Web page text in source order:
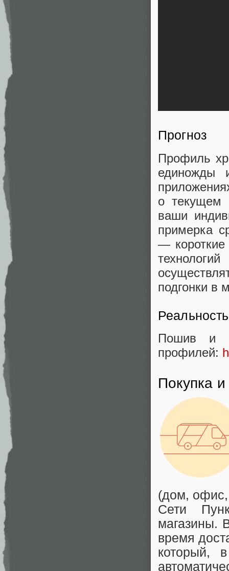
Прогноз
Профиль
единожды
о текущем
ваши
примерка
— короткие
подгонки в
Реальность
Пошив и
профилей:
Покупка
(дом, офис,
Сети
магазины.
время
который,